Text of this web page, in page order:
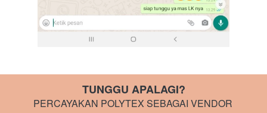
TUNGGU APALAGI?
PERCAYAKAN POLYTEX SEBAGAI VENDOR